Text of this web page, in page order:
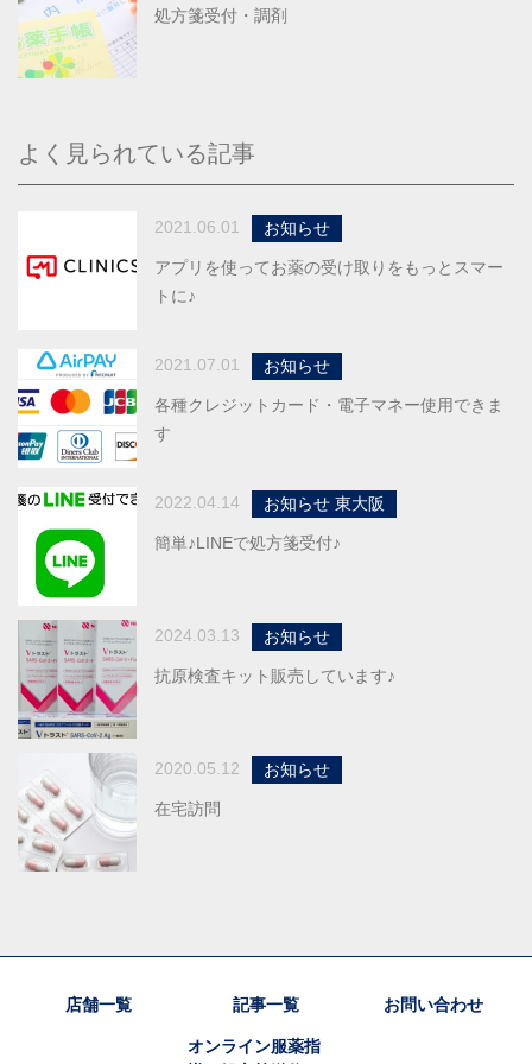
処方箋受付・調剤
よく見られている記事
2021.06.01 お知らせ
アプリを使ってお薬の受け取りをもっとスマー
トに♪
2021.07.01 お知らせ
各種クレジットカード・電子マネー使用できま
す
2022.04.14 お知らせ 東大阪
簡単♪LINEで処方箋受付♪
2024.03.13 お知らせ
抗原検査キット販売しています♪
2020.05.12 お知らせ
在宅訪問
店舗一覧 記事一覧 お問い合わせ
オンライン服薬指